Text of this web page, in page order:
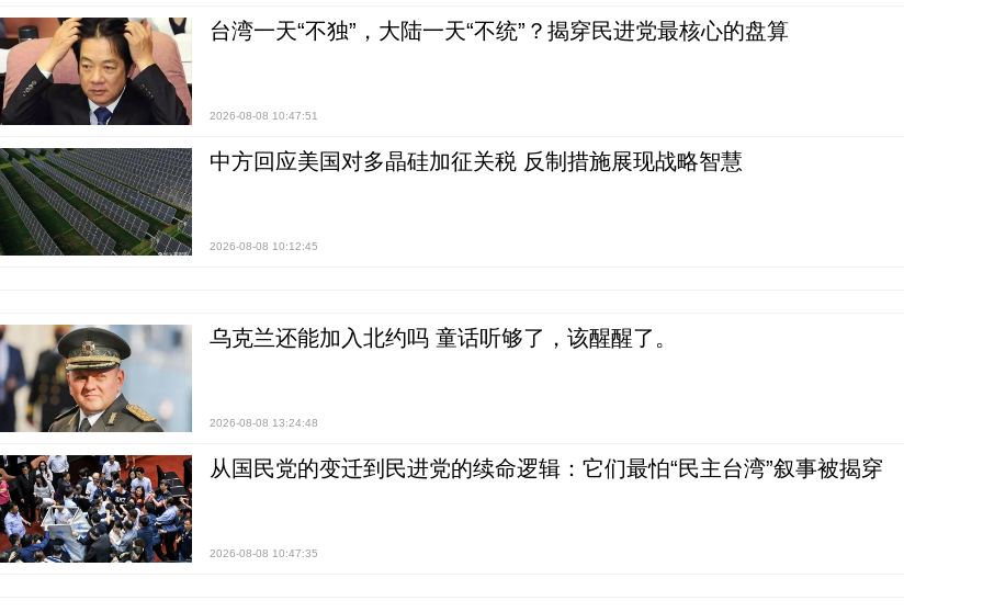
台湾一天“不独”，大陆一天“不统”？揭穿民进党最核心的盘算
2026-08-08 10:47:51
中方回应美国对多晶硅加征关税 反制措施展现战略智慧
2026-08-08 10:12:45
乌克兰还能加入北约吗 童话听够了，该醒醒了。
2026-08-08 13:24:48
从国民党的变迁到民进党的续命逻辑：它们最怕“民主台湾”叙事被揭穿
2026-08-08 10:47:35